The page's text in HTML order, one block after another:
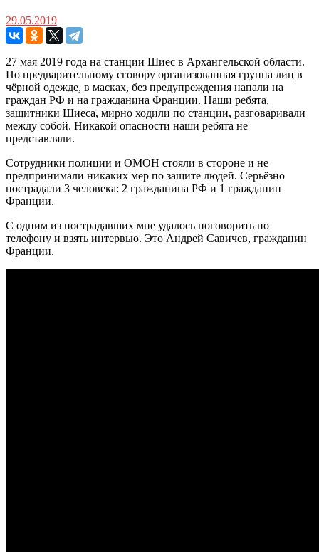
29.05.2019
27 мая 2019 года на станции Шиес в Архангельской области.
По предварительному сговору организованная группа лиц в
чёрной одежде, в масках, без предупреждения напали на
граждан РФ и на гражданина Франции. Наши ребята,
защитники Шиеса, мирно ходили по станции, разговаривали
между собой. Никакой опасности наши ребята не
представляли.
Сотрудники полиции и ОМОН стояли в стороне и не
предпринимали никаких мер по защите людей. Серьёзно
пострадали 3 человека: 2 гражданина РФ и 1 гражданин
Франции.
С одним из пострадавших мне удалось поговорить по
телефону и взять интервью. Это Андрей Савичев, гражданин
Франции.